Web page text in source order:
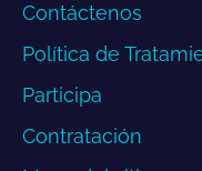
Contáctenos
Política de
Participa
Contratación